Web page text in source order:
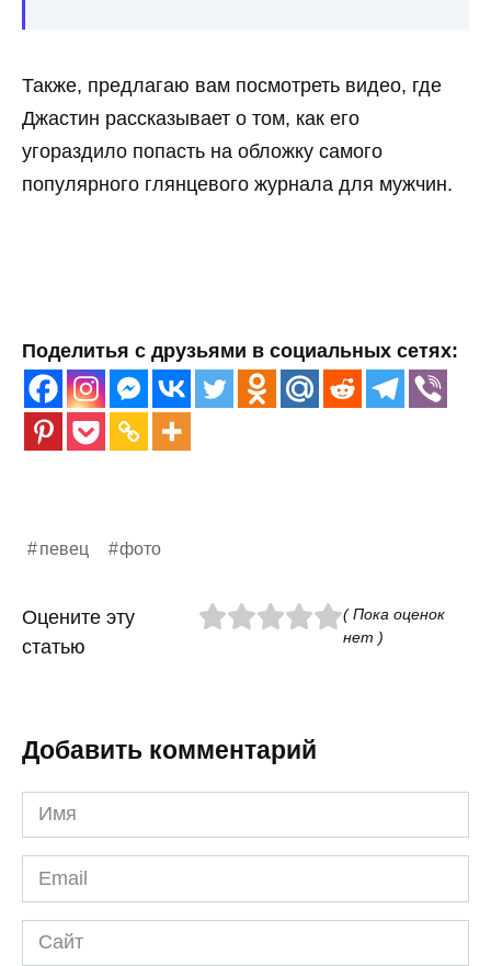
Также, предлагаю вам посмотреть видео, где
Джастин рассказывает о том, как его
угораздило попасть на обложку самого
популярного глянцевого журнала для мужчин.
Поделитья с друзьями в социальных сетях:
певец фото
Оцените эту
статью
( Пока оценок
нет )
Добавить комментарий
Имя
*
Email
*
Сайт